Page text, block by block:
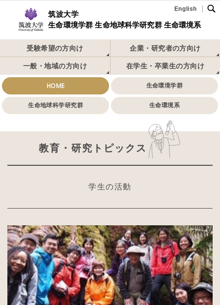
筑波大学
生命環境学群 生命地球科学研究群 生命環境系
English
受験希望の方向け 企業・研究者の方向け
一般・地域の方向け 在学生・卒業生の方向け
HOME 生命環境学群
生命地球科学研究群 生命環境系
教育・研究トピックス
学生の活動